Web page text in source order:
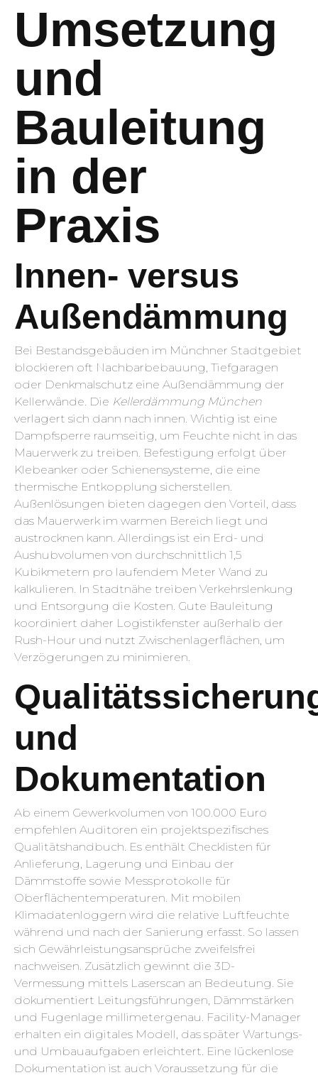
Umsetzung
und
Bauleitung
in der
Praxis
Innen- versus
Außendämmung
Bei Bestandsgebäuden im Münchner Stadtgebiet
blockieren oft Nachbarbebauung, Tiefgaragen
oder Denkmalschutz eine Außendämmung der
Kellerwände. Die Kellerdämmung München
verlagert sich dann nach innen. Wichtig ist eine
Dampfsperre raumseitig, um Feuchte nicht in das
Mauerwerk zu treiben. Befestigung erfolgt über
Klebeanker oder Schienensysteme, die eine
thermische Entkopplung sicherstellen.
Außenlösungen bieten dagegen den Vorteil, dass
das Mauerwerk im warmen Bereich liegt und
austrocknen kann. Allerdings ist ein Erd- und
Aushubvolumen von durchschnittlich 1,5
Kubikmetern pro laufendem Meter Wand zu
kalkulieren. In Stadtnähe treiben Verkehrslenkung
und Entsorgung die Kosten. Gute Bauleitung
koordiniert daher Logistikfenster außerhalb der
Rush-Hour und nutzt Zwischenlagerflächen, um
Verzögerungen zu minimieren.
und
Dokumentation
Ab einem Gewerkvolumen von 100.000 Euro
empfehlen Auditoren ein projektspezifisches
Qualitätshandbuch. Es enthält Checklisten für
Anlieferung, Lagerung und Einbau der
Dämmstoffe sowie Messprotokolle für
Oberflächentemperaturen. Mit mobilen
Klimadatenloggern wird die relative Luftfeuchte
während und nach der Sanierung erfasst. So lassen
sich Gewährleistungsansprüche zweifelsfrei
nachweisen. Zusätzlich gewinnt die 3D-
Vermessung mittels Laserscan an Bedeutung. Sie
dokumentiert Leitungsführungen, Dämmstärken
und Fugenlage millimetergenau. Facility-Manager
erhalten ein digitales Modell, das später Wartungs-
und Umbauaufgaben erleichtert. Eine lückenlose
Dokumentation ist auch Voraussetzung für die